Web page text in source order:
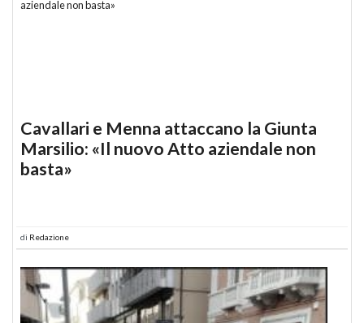
Cavallari e Menna attaccano la Giunta
Marsilio: «Il nuovo Atto aziendale non
basta»
di Redazione